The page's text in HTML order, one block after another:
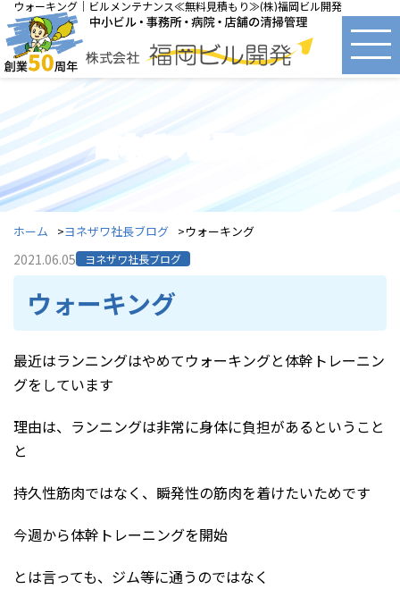
ウォーキング｜ビルメンテナンス≪無料見積もり≫(株)福岡ビル開発
ヨネザワ社長ブログ
ホーム ヨネザワ社長ブログ ウォーキング
2021.06.05 ヨネザワ社長ブログ
ウォーキング
最近はランニングはやめてウォーキングと体幹トレーニン
グをしています
理由は、ランニングは非常に身体に負担があるということ
と
持久性筋肉ではなく、瞬発性の筋肉を着けたいためです
今週から体幹トレーニングを開始
とは言っても、ジム等に通うのではなく